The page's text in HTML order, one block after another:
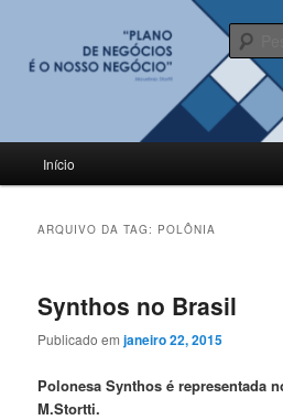
BLOG M.Stortti
principal
Início
ARQUIVO DA TAG: POLÔNIA
Synthos no Brasil
Publicado emjaneiro 22, 2015
Polonesa Synthos é representada
M.Stortti.